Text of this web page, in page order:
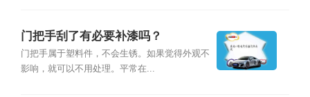
门把手刮了有必要补漆吗？
门把手属于塑料件，不会生锈。如果觉得外观不
影响，就可以不用处理。平常在...